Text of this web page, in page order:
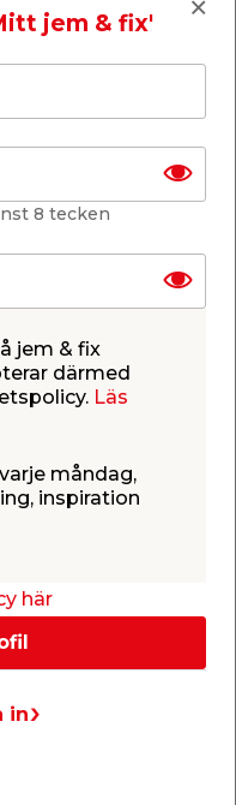
jem & fix'
8 tecken
jem & fix
därmed
Läs
måndag,
inspiration
här
in